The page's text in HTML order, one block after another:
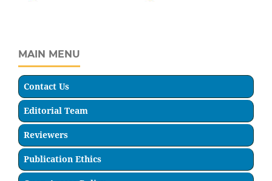
MAIN MENU
Contact Us
Editorial Team
Reviewers
Publication Ethics